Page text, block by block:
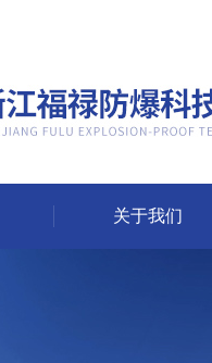
关于我们